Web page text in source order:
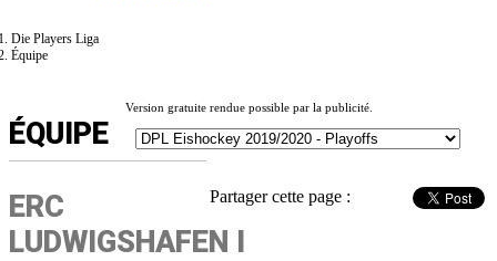
Die Players Liga
Équipe
Version gratuite rendue possible par la publicité.
ÉQUIPE
Partager cette page :
ERC
LUDWIGSHAFEN I